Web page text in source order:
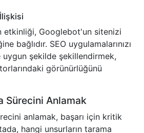
etkinliği, Googlebot'un sitenizi
bağlıdır. SEO uygulamalarınızı
şekilde şekillendirmek,
görünürlüğünü
Sürecini Anlamak
anlamak, başarı için kritik
hangi unsurların tarama